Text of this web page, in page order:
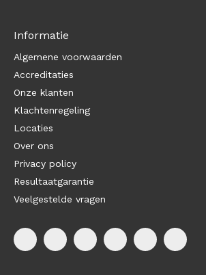
Informatie
Algemene voorwaarden
Accreditaties
Onze klanten
Klachtenregeling
Locaties
Over ons
Privacy policy
Resultaatgarantie
Veelgestelde vragen